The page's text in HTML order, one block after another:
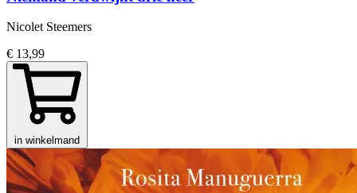
Nicolet Steemers
€ 13,99
in winkelmand